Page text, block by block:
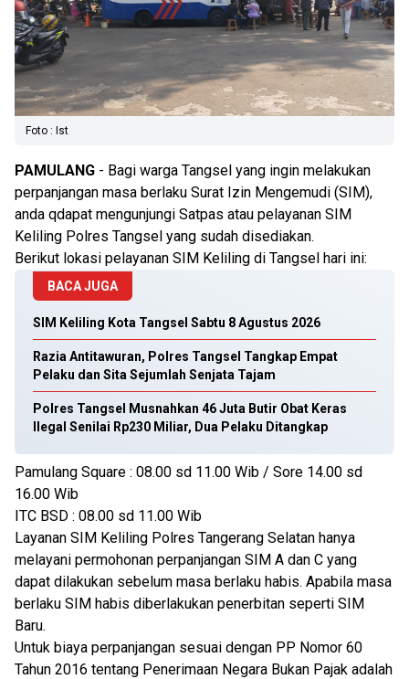
Foto : Ist
PAMULANG - Bagi warga Tangsel yang ingin melakukan
perpanjangan masa berlaku Surat Izin Mengemudi (SIM),
anda qdapat mengunjungi Satpas atau pelayanan SIM
Keliling Polres Tangsel yang sudah disediakan.
Berikut lokasi pelayanan SIM Keliling di Tangsel hari ini:
BACA JUGA
SIM Keliling Kota Tangsel Sabtu 8 Agustus 2026
Razia Antitawuran, Polres Tangsel Tangkap Empat
Pelaku dan Sita Sejumlah Senjata Tajam
Polres Tangsel Musnahkan 46 Juta Butir Obat Keras
Ilegal Senilai Rp230 Miliar, Dua Pelaku Ditangkap
Pamulang Square : 08.00 sd 11.00 Wib / Sore 14.00 sd
16.00 Wib
ITC BSD : 08.00 sd 11.00 Wib
Layanan SIM Keliling Polres Tangerang Selatan hanya
melayani permohonan perpanjangan SIM A dan C yang
dapat dilakukan sebelum masa berlaku habis. Apabila masa
berlaku SIM habis diberlakukan penerbitan seperti SIM
Baru.
Untuk biaya perpanjangan sesuai dengan PP Nomor 60
Tahun 2016 tentang Penerimaan Negara Bukan Pajak adalah